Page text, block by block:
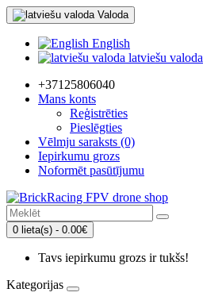
Valoda
English
latviešu valoda
+37125806040
Mans konts
Reģistrēties
Pieslēgties
Vēlmju saraksts (0)
Iepirkumu grozs
Noformēt pasūtījumu
0 lieta(s) - 0.00€
Tavs iepirkumu grozs ir tukšs!
Kategorijas